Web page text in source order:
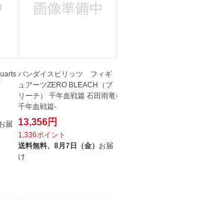
届
バンダイスピリッツ フィギ
ュアーツZERO BLEACH（ブ
リーチ） 千年血戦篇 石田雨竜-
千年血戦篇-
13,356円
1,336ポイント
送料無料、 8月7日（金） お届
け